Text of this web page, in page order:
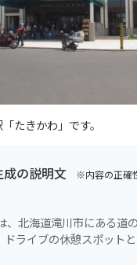
たきかわ」です。
の説明文 ※内容の正確
、北海道滝川市にある道
ライブの休憩スポット